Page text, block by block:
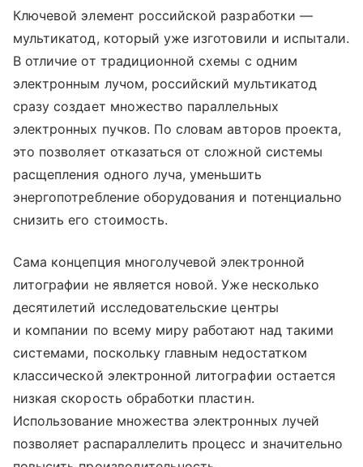
Ключевой элемент российской разработки —
мультикатод, который уже изготовили и испытали.
В отличие от традиционной схемы с одним
электронным лучом, российский мультикатод
сразу создает множество параллельных
электронных пучков. По словам авторов проекта,
это позволяет отказаться от сложной системы
расщепления одного луча, уменьшить
энергопотребление оборудования и потенциально
снизить его стоимость.
Сама концепция многолучевой электронной
литографии не является новой. Уже несколько
десятилетий исследовательские центры
и компании по всему миру работают над такими
системами, поскольку главным недостатком
классической электронной литографии остается
низкая скорость обработки пластин.
Использование множества электронных лучей
позволяет распараллелить процесс и значительно